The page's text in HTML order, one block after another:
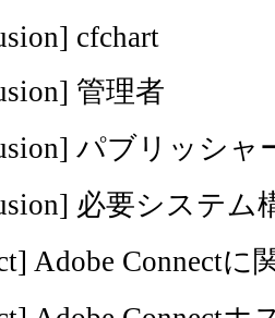
cfchart
管理者
パブリッシャ
必要システム
Adobe Connectに